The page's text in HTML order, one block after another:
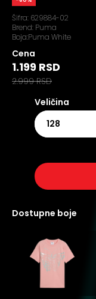
Šifra: 629884-02
Brend: Puma
Boja:Puma White
Cena
1.199 RSD
2.999 RSD
Veličina
128
dostupne boje